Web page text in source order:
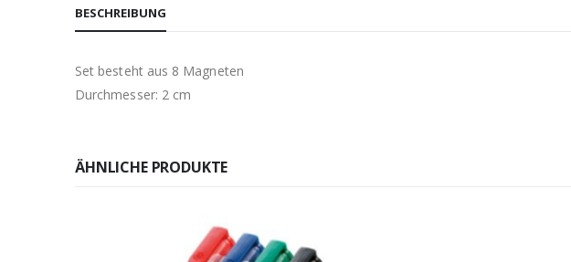
BESCHREIBUNG
Set besteht aus 8 Magneten
Durchmesser: 2 cm
ÄHNLICHE PRODUKTE